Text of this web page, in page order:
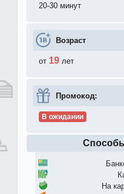
20-30 минут
Возраст
от 19 лет
Промокод:
В ожидании
На